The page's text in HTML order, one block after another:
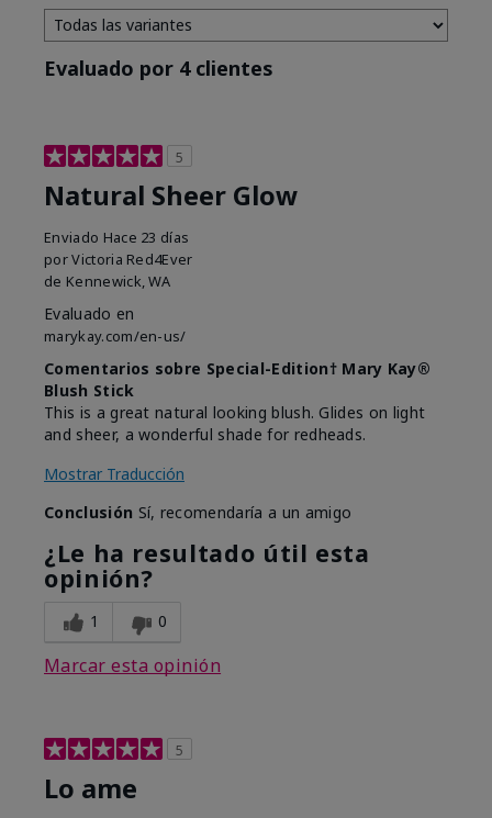
Evaluado por 4 clientes
5
Natural Sheer Glow
Enviado Hace 23 días
porVictoria Red4Ever
de Kennewick, WA
Evaluado en
marykay.com/en-us/
Comentarios sobre Special-Edition† Mary Kay®
Blush Stick
This is a great natural looking blush. Glides on light
and sheer, a wonderful shade for redheads.
Mostrar Traducción
Conclusión Sí, recomendaría a un amigo
¿Le ha resultado útil esta
opinión?
1 0
Marcar esta opinión
5
Lo ame